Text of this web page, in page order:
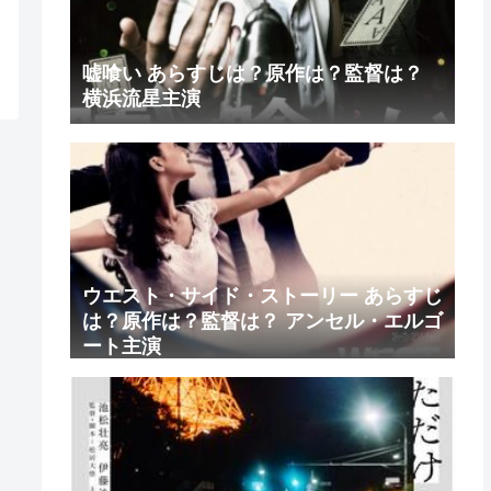
嘘喰い あらすじは？原作は？監督は？
横浜流星主演
ウエスト・サイド・ストーリー あらすじ
は？原作は？監督は？ アンセル・エルゴ
ート主演